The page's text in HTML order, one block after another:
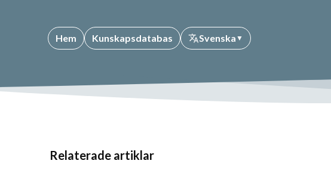
Hem Kunskapsdatabas Svenska ▼
Relaterade artiklar